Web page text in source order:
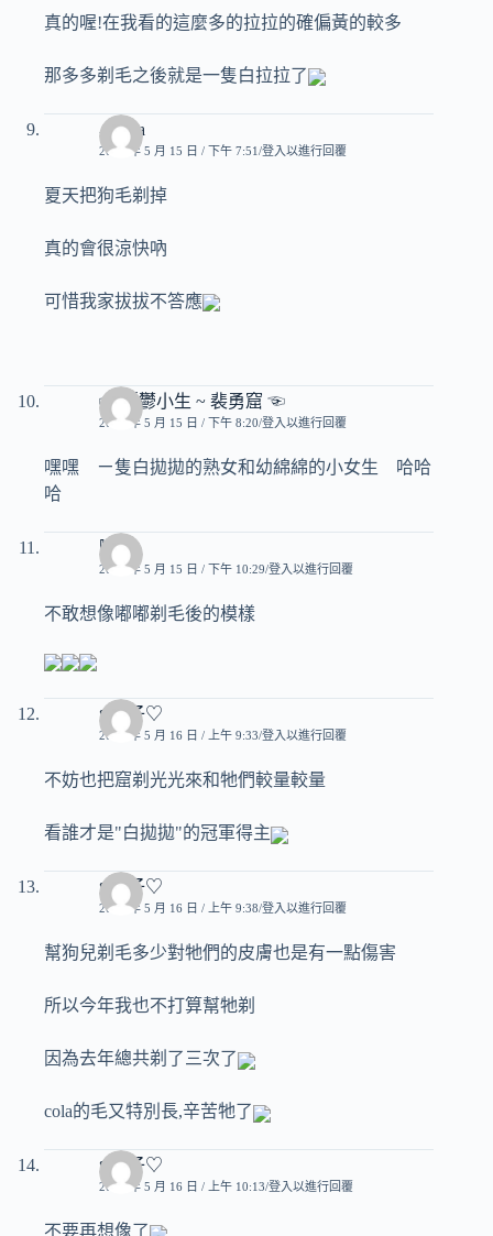
真的喔!在我看的這麼多的拉拉的確偏黃的較多
那多多剃毛之後就是一隻白拉拉了
小cola
2007 年 5 月 15 日 / 下午 7:51 登入以進行回覆
夏天把狗毛剃掉
真的會很涼快吶
可惜我家拔拔不答應
☞ 憂鬱小生 ~ 裴勇窟 ☜
2007 年 5 月 15 日 / 下午 8:20 登入以進行回覆
嘿嘿 ㄧ隻白拋拋的熟女和幼綿綿的小女生 哈哈
哈
嘟嘟
2007 年 5 月 15 日 / 下午 10:29 登入以進行回覆
不敢想像嘟嘟剃毛後的模樣
♥玟子♡
2007 年 5 月 16 日 / 上午 9:33 登入以進行回覆
不妨也把窟剃光光來和牠們較量較量
看誰才是"白拋拋"的冠軍得主
♥玟子♡
2007 年 5 月 16 日 / 上午 9:38 登入以進行回覆
幫狗兒剃毛多少對牠們的皮膚也是有一點傷害
所以今年我也不打算幫牠剃
因為去年總共剃了三次了
cola的毛又特別長,辛苦牠了
♥玟子♡
2007 年 5 月 16 日 / 上午 10:13 登入以進行回覆
不要再想像了